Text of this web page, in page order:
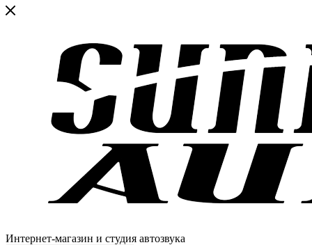
Интернет-магазин и студия автозвука